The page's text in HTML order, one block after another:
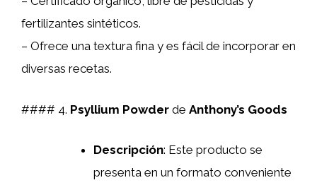
fertilizantes sintéticos.
– Ofrece una textura fina y es fácil de incorporar en
diversas recetas.
#### 4. Psyllium Powder de Anthony’s Goods
Descripción: Este producto se
presenta en un formato conveniente